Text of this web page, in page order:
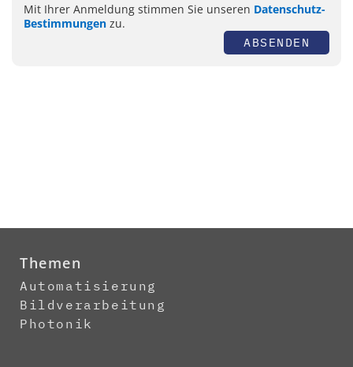
Mit Ihrer Anmeldung stimmen Sie unseren Datenschutz-
Bestimmungen zu.
ABSENDEN
Themen
Automatisierung
Bildverarbeitung
Photonik